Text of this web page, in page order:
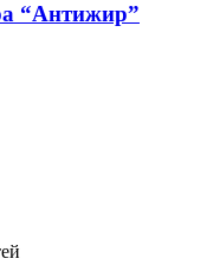
“Антижир”